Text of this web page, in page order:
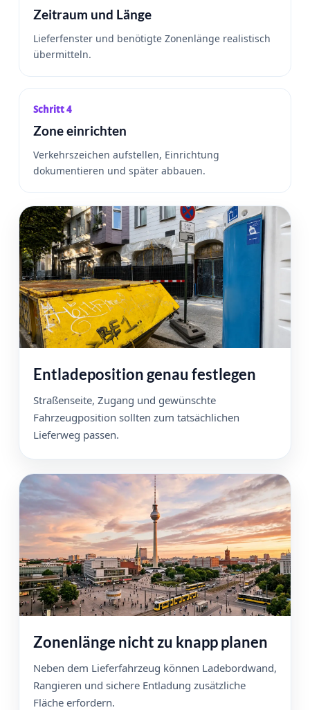
Zeitraum und Länge
Lieferfenster und benötigte Zonenlänge realistisch
übermitteln.
Schritt 4
Zone einrichten
Verkehrszeichen aufstellen, Einrichtung
dokumentieren und später abbauen.
Entladeposition genau festlegen
Straßenseite, Zugang und gewünschte
Fahrzeugposition sollten zum tatsächlichen
Lieferweg passen.
Zonenlänge nicht zu knapp planen
Neben dem Lieferfahrzeug können Ladebordwand,
Rangieren und sichere Entladung zusätzliche
Fläche erfordern.